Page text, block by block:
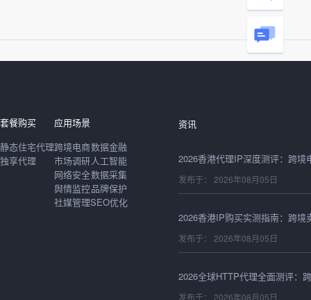
套餐购买
静态住宅代理
独享代理
应用场景
跨境电商
市场调研
网络安全
舆情监控
社媒管理
数据金融
人工智能
数据采集
品牌保护
SEO优化
资讯
发布于： 2026年08月05日
发布于： 2026年08月05日
发布于： 2026年08月05日
发布于： 2026年08月05日